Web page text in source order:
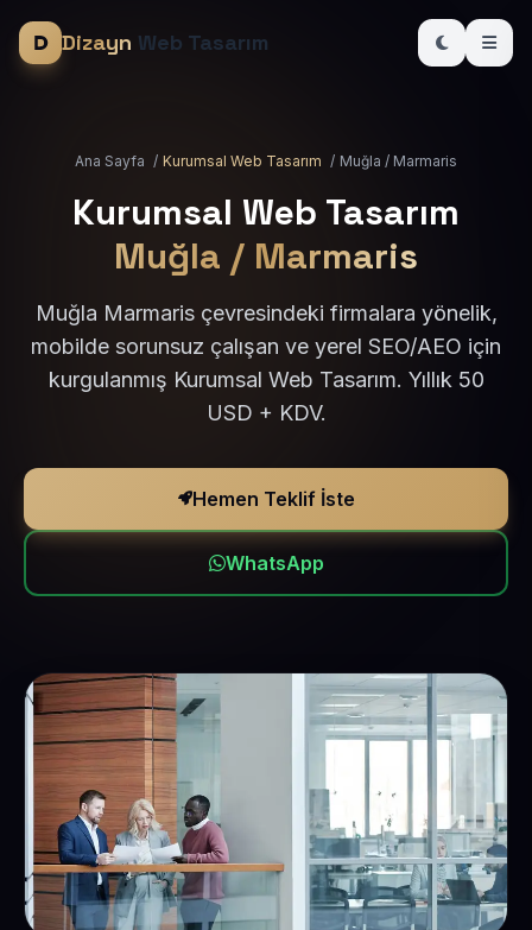
Dizayn Web Tasarım
Ana Sayfa / Kurumsal Web Tasarım / Muğla / Marmaris
Kurumsal Web Tasarım
Muğla / Marmaris
Muğla Marmaris çevresindeki firmalara yönelik,
mobilde sorunsuz çalışan ve yerel SEO/AEO için
kurgulanmış Kurumsal Web Tasarım. Yıllık 50
USD + KDV.
Hemen Teklif İste
WhatsApp